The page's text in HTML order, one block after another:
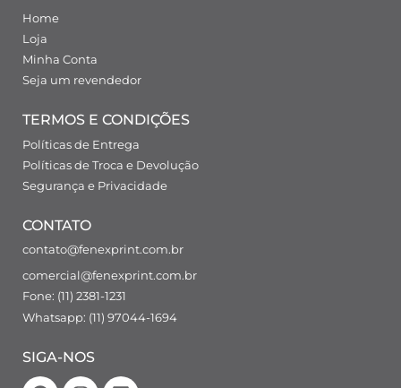
Home
Loja
Minha Conta
Seja um revendedor
TERMOS E CONDIÇÕES
Políticas de Entrega
Políticas de Troca e Devolução
Segurança e Privacidade
CONTATO
contato@fenexprint.com.br
comercial@fenexprint.com.br
Fone: (11) 2381-1231
Whatsapp: (11) 97044-1694
SIGA-NOS